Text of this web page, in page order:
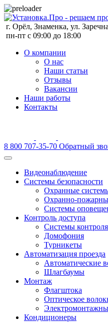
г. Орёл, Знаменка, ул.
пн-пт с 09:00 до 18:00
О компании
О нас
Наши статьи
Отзывы
Вакансии
Наши работы
Контакты
8 800 707-35-70 Обратный
Видеонаблюдение
Системы безопасности
Охранные
Охранно-
Системы
Контроль доступа
Системы
Домофония
Турникеты
Автоматизация проезда
Автоматические
Шлагбаумы
Монтаж
Флагштока
Оптическое
Кондиционеры